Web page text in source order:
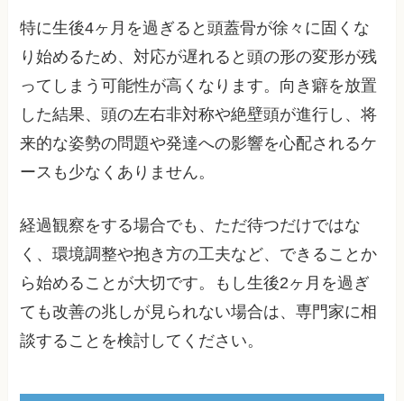
特に生後4ヶ月を過ぎると頭蓋骨が徐々に固くな
り始めるため、対応が遅れると頭の形の変形が残
ってしまう可能性が高くなります。向き癖を放置
した結果、頭の左右非対称や絶壁頭が進行し、将
来的な姿勢の問題や発達への影響を心配されるケ
ースも少なくありません。
経過観察をする場合でも、ただ待つだけではな
く、環境調整や抱き方の工夫など、できることか
ら始めることが大切です。もし生後2ヶ月を過ぎ
ても改善の兆しが見られない場合は、専門家に相
談することを検討してください。